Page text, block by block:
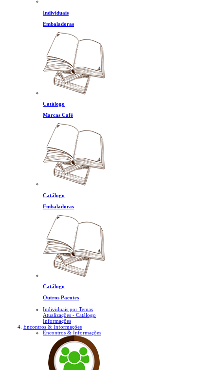
Individuais
Embaladoras
Catálogo
Marcas Café
Catálogo
Embaladoras
Catálogo
Outros Pacotes
Individuais por Temas
Atualizações - Catálogo
Informações
Encontros & Informações
Encontros & Informações